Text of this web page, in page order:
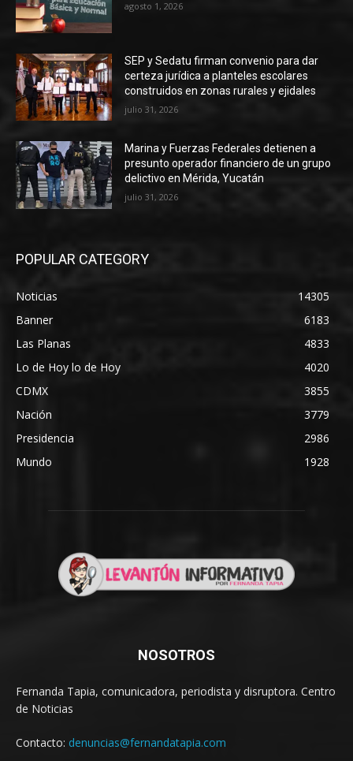
agosto 1, 2026
SEP y Sedatu firman convenio para dar
certeza jurídica a planteles escolares
construidos en zonas rurales y ejidales
julio 31, 2026
Marina y Fuerzas Federales detienen a
presunto operador financiero de un grupo
delictivo en Mérida, Yucatán
julio 31, 2026
POPULAR CATEGORY
Noticias
14305
Banner
6183
Las Planas
4833
Lo de Hoy lo de Hoy
4020
CDMX
3855
Nación
3779
Presidencia
2986
Mundo
1928
NOSOTROS
Fernanda Tapia, comunicadora, periodista y disruptora. Centro
de Noticias
Contacto: denuncias@fernandatapia.com